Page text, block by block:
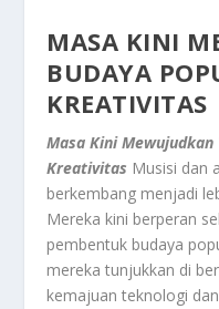
MASA KINI
BUDAYA
KREATIVITAS
Masa Kini
Kreativitas Musisi dan
berkembang menjadi
Mereka kini berperan
pembentuk budaya
mereka tunjukkan di
kemajuan teknologi